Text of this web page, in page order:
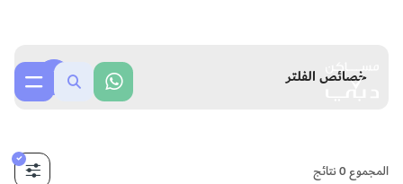
خصائص الفلتر
المجموع نتائج